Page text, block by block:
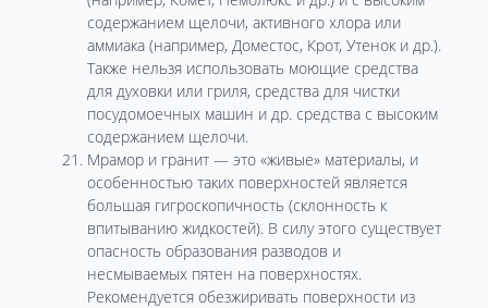
содержанием щелочи, активного хлора или
аммиака (например, Доместос, Крот, Утенок и др.).
Также нельзя использовать моющие средства
для духовки или гриля, средства для чистки
посудомоечных машин и др. средства с высоким
содержанием щелочи.
Мрамор и гранит — это «живые» материалы, и
особенностью таких поверхностей является
большая гигроскопичность (склонность к
впитыванию жидкостей). В силу этого существует
опасность образования разводов и
несмываемых пятен на поверхностях.
Рекомендуется обезжиривать поверхности из